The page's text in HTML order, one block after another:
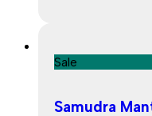
Sale
Samudra